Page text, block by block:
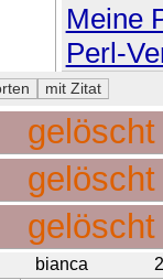
Meine
Perl-
bianca